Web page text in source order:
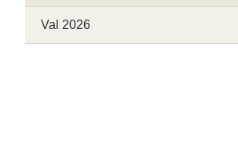
Val 2026